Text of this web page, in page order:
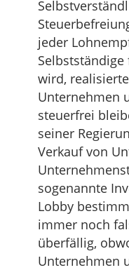
jeder
wird,
Unternehmen
steuerfrei
seiner
Verkauf von
sogenannte
Lobby
immer noch
überfällig,
Unternehmen